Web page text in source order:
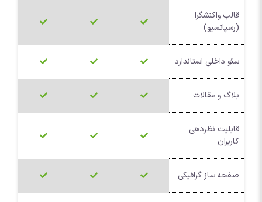
قالب واکنشگرا
(رسپانسیو)
سئو داخلی استاندارد
بلاگ و مقالات
قابلیت نظردهی
کاربران
صفحه ساز گرافیکی